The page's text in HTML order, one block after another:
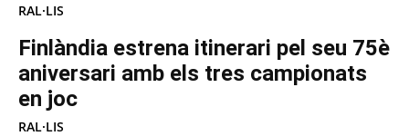
RAL·LIS
Finlàndia estrena itinerari pel seu 75è
aniversari amb els tres campionats
en joc
RAL·LIS